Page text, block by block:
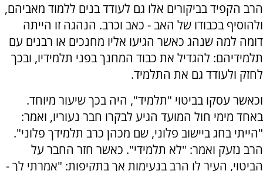
הרב הקפיד בביקורים אלו גם לעודד בנים ללמוד מאביהם,
ולהוסיף בכבודו של האב - כאב וכרב. הנהגה זו הייתה
דומה למה שנהג כאשר הגיעו אליו מחנכים או רבנים עם
תלמידיהם: להגדיל את כבוד המחנך בפני תלמידיו, ובכך
לחזק ולעודד גם את התלמיד.
וכאשר עסקו בביטוי "תלמיד", היה בכך שיעור מיוחד.
באחד מימי חול המועד הגיע לבקרו חבר נעוריו, ואמר:
"הייתי בחג ביישוב פלוני, שם מכהן כרב תלמידך פלוני".
הרב נזעק ואמר: "לא תלמידי". כאשר חזר החבר על
הביטוי, העיר לו הרב בנעימות אך בתקיפות: "אמרתי לך -